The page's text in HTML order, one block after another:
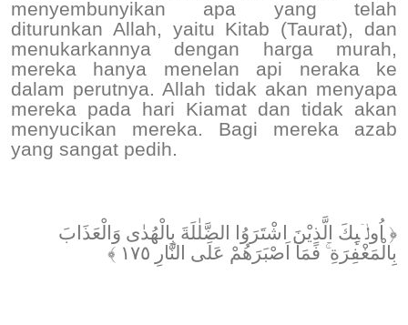
menyembunyikan apa yang telah
diturunkan Allah, yaitu Kitab (Taurat), dan
menukarkannya dengan harga murah,
mereka hanya menelan api neraka ke
dalam perutnya. Allah tidak akan menyapa
mereka pada hari Kiamat dan tidak akan
menyucikan mereka. Bagi mereka azab
yang sangat pedih.
﴿ اُولٰۤىِٕكَ الَّذِيْنَ اشْتَرَوُا الضَّلٰلَةَ بِالْهُدٰى وَالْعَذَابَ
بِالْمَغْفِرَةِ ۚ فَمَآ اَصْبَرَهُمْ عَلَى النَّارِ ١٧٥ ﴾